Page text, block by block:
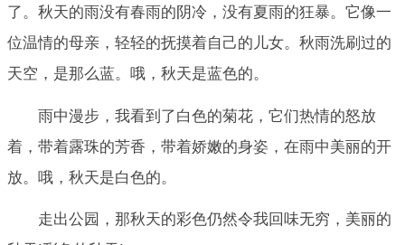
了。秋天的雨没有春雨的阴冷，没有夏雨的狂暴。它像一
位温情的母亲，轻轻的抚摸着自己的儿女。秋雨洗刷过的
天空，是那么蓝。哦，秋天是蓝色的。
雨中漫步，我看到了白色的菊花，它们热情的怒放
着，带着露珠的芳香，带着娇嫩的身姿，在雨中美丽的开
放。哦，秋天是白色的。
走出公园，那秋天的彩色仍然令我回味无穷，美丽的